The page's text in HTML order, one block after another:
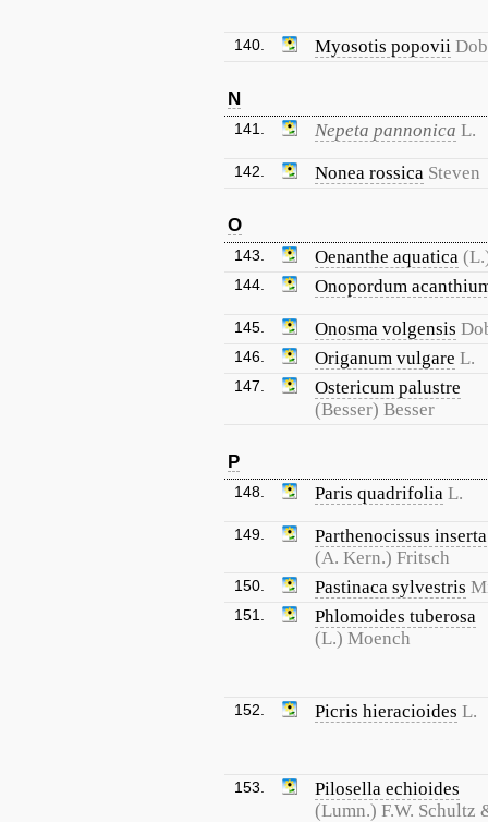
140. Myosotis popovii
N
141. Nepeta pannonica L.
142. Nonea rossica Steven
O
143. Oenanthe aquatica
144. Onopordum
145. Onosma volgensis
146. Origanum vulgare L.
147.
Ostericum palustre
(Besser) Besser
P
148. Paris quadrifolia L.
149.
Parthenocissus inserta
(A. Kern.) Fritsch
150. Pastinaca sylvestris
151.
Phlomoides tuberosa
(L.) Moench
152. Picris hieracioides L.
153.
Pilosella echioides
(Lumn.) F.W. Schultz